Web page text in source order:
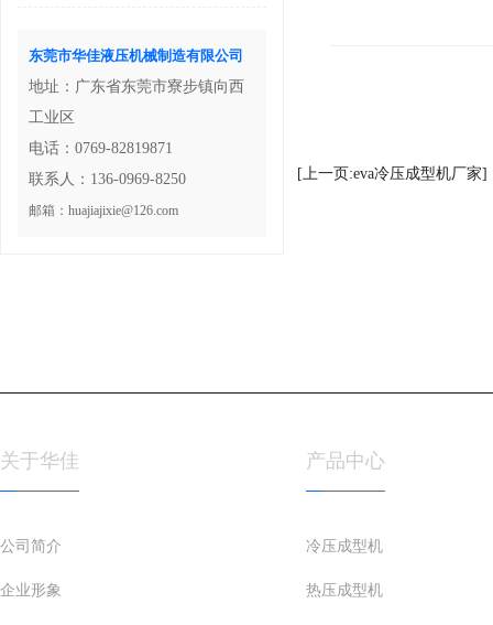
东莞市华佳液压机械制造有限公司
地址：广东省东莞市寮步镇向西
工业区
电话：0769-82819871
联系人：136-0969-8250
邮箱：huajiajixie@126.com
[上一页:eva冷压成型机厂家]
关于华佳
公司简介
企业形象
产品中心
冷压成型机
热压成型机